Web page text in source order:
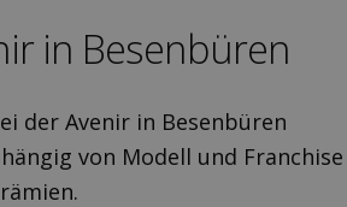
in Besenbüren
der Avenir in Besenbüren
von Modell und Franchise